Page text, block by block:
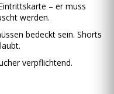
– er muss
werden.
bedeckt sein. Shorts
verpflichtend.